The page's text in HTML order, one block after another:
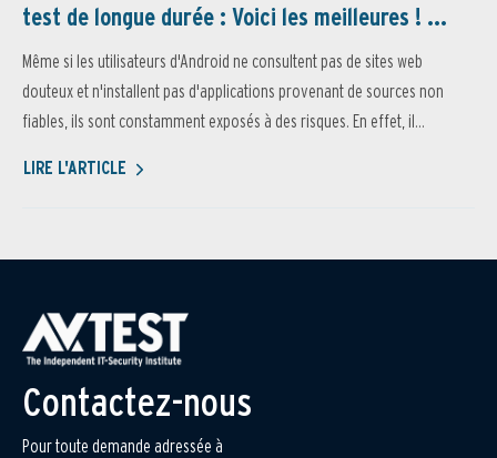
test de longue durée : Voici les meilleures ! ...
Même si les utilisateurs d'Android ne consultent pas de sites web
douteux et n'installent pas d'applications provenant de sources non
fiables, ils sont constamment exposés à des risques. En effet, il...
LIRE L'ARTICLE
Contactez-nous
Pour toute demande adressée à